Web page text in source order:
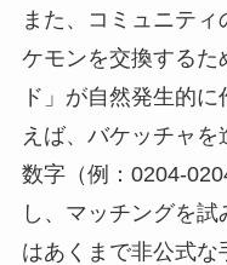
また、コミュニテ
ケモンを交換するた
ド」が自然発生的
えば、バケッチャ
数字（例：0204-
し、マッチングを
はあくまで非公式